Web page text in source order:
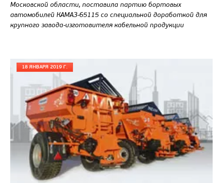
Цена по запросу
Производитель
Экологический класс
Грузоподъемность, кг
Вместимость кузова, м3
Направление разгрузки
Колесная формула
Московской области, поставила партию бортовых
автомобилей КАМАЗ-65115 со специальной доработкой для
крупного завода-изготовителя кабельной продукции
18 ЯНВАРЯ 2019 Г.